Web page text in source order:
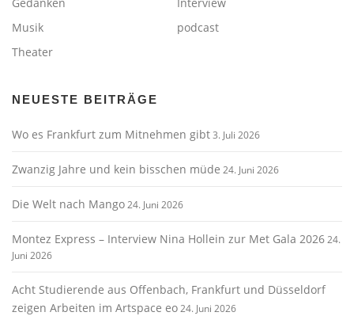
Musik
podcast
Theater
NEUESTE BEITRÄGE
Wo es Frankfurt zum Mitnehmen gibt3. Juli 2026
Zwanzig Jahre und kein bisschen müde 24. Juni 2026
Die Welt nach Mango24. Juni 2026
Montez Express – Interview Nina Hollein zur Met Gala 202624.
Juni 2026
Acht Studierende aus Offenbach, Frankfurt und Düsseldorf
zeigen Arbeiten im Artspace eo24. Juni 2026